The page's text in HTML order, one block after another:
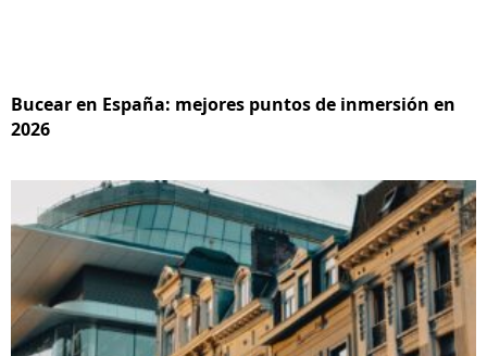
Bucear en España: mejores puntos de inmersión en
2026